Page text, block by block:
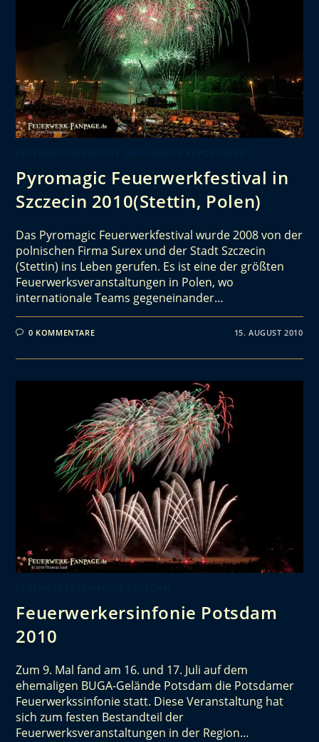
Pyromagic Feuerwerkfestival in
Szczecin 2010(Stettin, Polen)
Das Pyromagic Feuerwerkfestival wurde 2008 von der
polnischen Firma Surex und der Stadt Szczecin
(Stettin) ins Leben gerufen. Es ist eine der größten
Feuerwerksveranstaltungen in Polen, wo
internationale Teams gegeneinander…
0 KOMMENTARE 15. AUGUST 2010
Feuerwerkersinfonie Potsdam
2010
Zum 9. Mal fand am 16. und 17. Juli auf dem
ehemaligen BUGA-Gelände Potsdam die Potsdamer
Feuerwerkssinfonie statt. Diese Veranstaltung hat
sich zum festen Bestandteil der
Feuerwerksveranstaltungen in der Region…